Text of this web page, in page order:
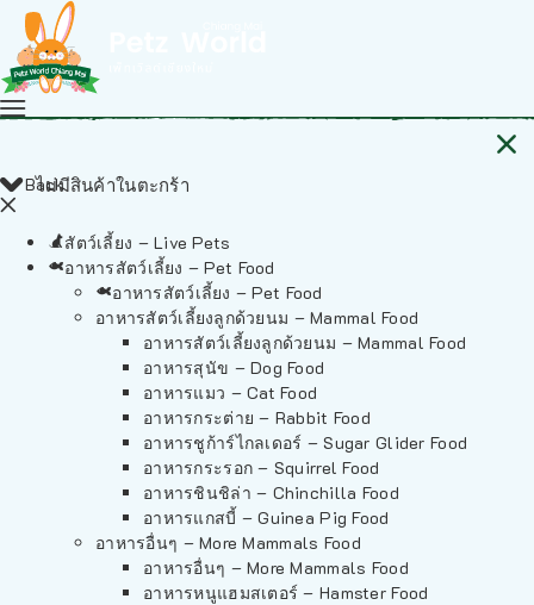
ไม่มีสินค้าในตะกร้า
Back
สัตว์เลี้ยง – Live Pets
อาหารสัตว์เลี้ยง – Pet Food
อาหารสัตว์เลี้ยง – Pet Food
อาหารสัตว์เลี้ยงลูกด้วยนม – Mammal Food
อาหารสัตว์เลี้ยงลูกด้วยนม – Mammal Food
อาหารสุนัข – Dog Food
อาหารแมว – Cat Food
อาหารกระต่าย – Rabbit Food
อาหารชูก้าร์ไกลเดอร์ – Sugar Glider Food
อาหารกระรอก – Squirrel Food
อาหารชินชิล่า – Chinchilla Food
อาหารแกสบี้ – Guinea Pig Food
อาหารอื่นๆ – More Mammals Food
อาหารอื่นๆ – More Mammals Food
อาหารหนูแฮมสเตอร์ – Hamster Food